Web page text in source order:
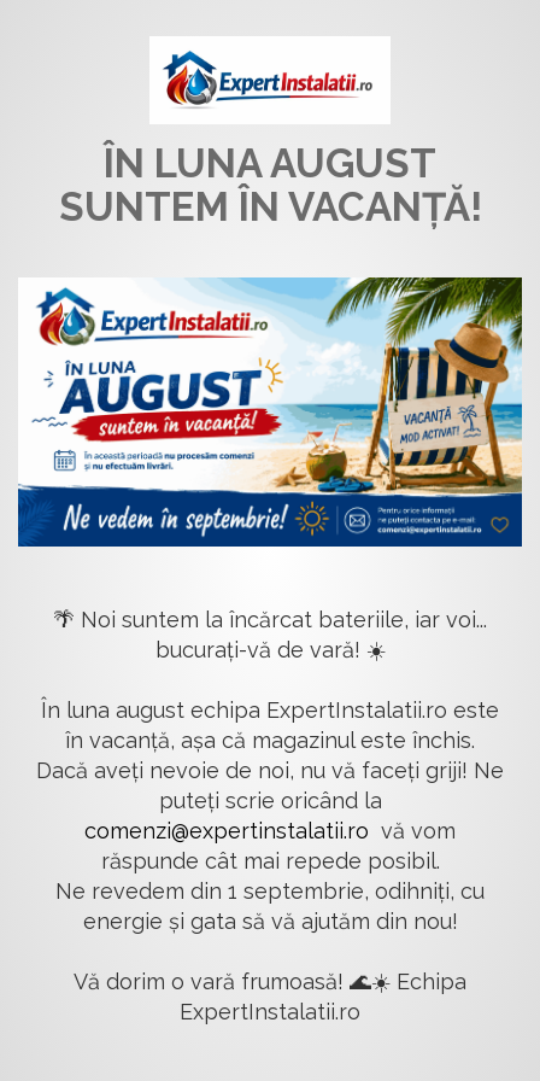
ÎN LUNA AUGUST
SUNTEM ÎN VACANȚĂ!
🌴 Noi suntem la încărcat bateriile, iar voi...
bucurați-vă de vară! ☀️
În luna august echipa ExpertInstalatii.ro este
în vacanță, așa că magazinul este închis.
Dacă aveți nevoie de noi, nu vă faceți griji! Ne
puteți scrie oricând la
comenzi@expertinstalatii.ro vă vom
răspunde cât mai repede posibil.
Ne revedem din 1 septembrie, odihniți, cu
energie și gata să vă ajutăm din nou!
Vă dorim o vară frumoasă! 🌊☀️ Echipa
ExpertInstalatii.ro